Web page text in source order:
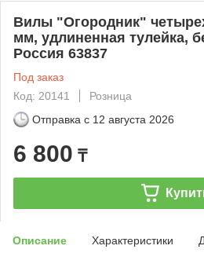
Вилы "Огородник"
мм, удлиненная тулейка,
Россия 63837
Под заказ
Код: 20141
Розница
Отправка с 12 августа 2026
6 800 ₸
Описание Характеристики